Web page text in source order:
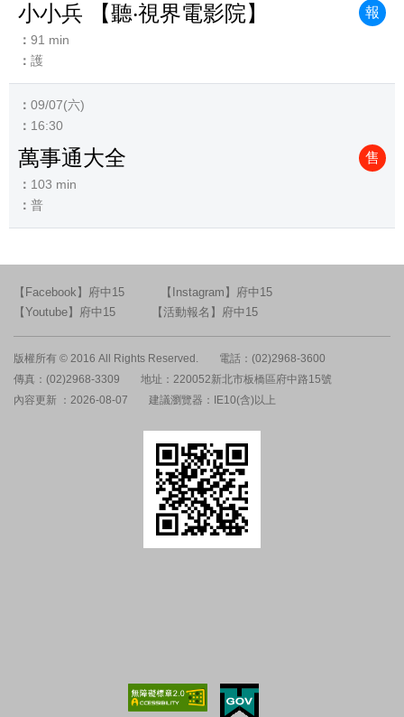
小小兵 【聽‧視界電影院】 報
91 min
護
09/07(六)
16:30
萬事通大全 售
103 min
普
【Facebook】府中15
【Instagram】府中15
【Youtube】府中15
【活動報名】府中15
版權所有 © 2016 All Rights Reserved.
電話：(02)2968-3600
傳真：(02)2968-3309
地址：220052新北市板橋區府中路15號
內容更新 ：2026-08-07
建議瀏覽器：IE10(含)以上